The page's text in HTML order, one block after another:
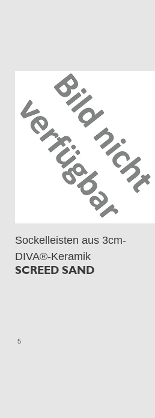
Sockelleisten aus 3cm-
DIVA®-Keramik
SCREED SAND
5